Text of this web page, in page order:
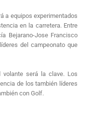
a equipos experimentados
en la carretera. Entre
Bejarano-Jose Francisco
del campeonato que
volante será la clave. Los
de los también líderes
con Golf.